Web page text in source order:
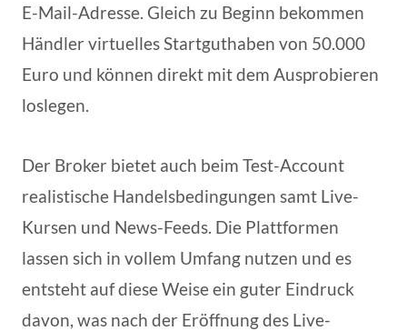
E-Mail-Adresse. Gleich zu Beginn bekommen
Händler virtuelles Startguthaben von 50.000
Euro und können direkt mit dem Ausprobieren
loslegen.
Der Broker bietet auch beim Test-Account
realistische Handelsbedingungen samt Live-
Kursen und News-Feeds. Die Plattformen
lassen sich in vollem Umfang nutzen und es
entsteht auf diese Weise ein guter Eindruck
davon, was nach der Eröffnung des Live-